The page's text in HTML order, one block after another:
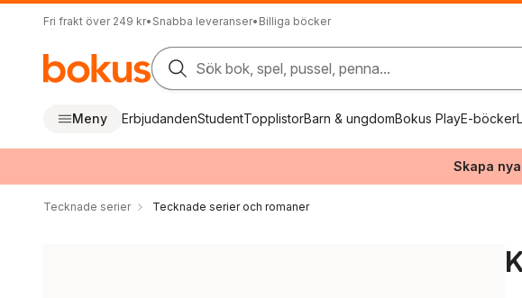
Fri frakt över 249 kr• Snabba leveranser• Billiga böcker
Sök bok, spel, pussel, penna...
Meny ErbjudandenStudentTopplistorBarn & ungdomBokus PlayE-böcker
Skapa
Tecknade serier Tecknade serier och romaner